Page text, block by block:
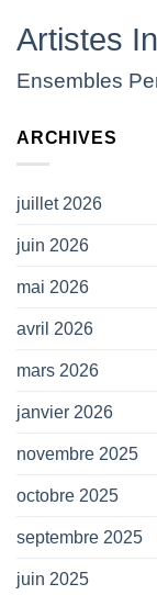
Artistes
Ensembles
ARCHIVES
juillet 2026
juin 2026
mai 2026
avril 2026
mars 2026
janvier 2026
novembre 2025
octobre 2025
septembre 2025
juin 2025